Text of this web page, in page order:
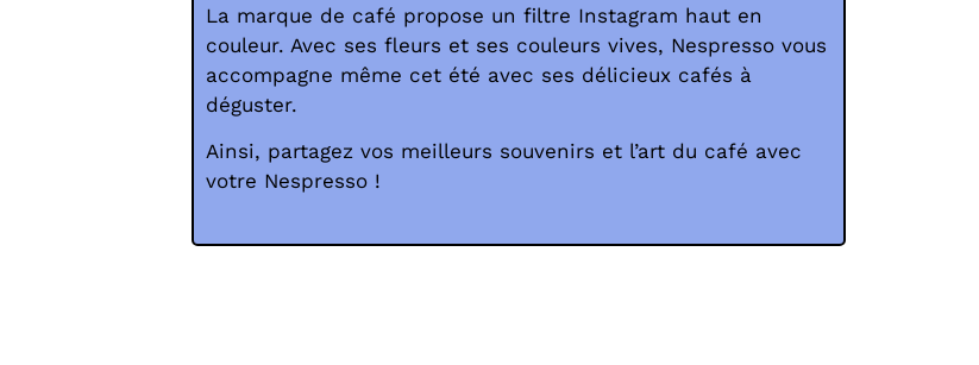
La marque de café propose un filtre Instagram haut en
couleur. Avec ses fleurs et ses couleurs vives, Nespresso vous
accompagne même cet été avec ses délicieux cafés à
déguster.
Ainsi, partagez vos meilleurs souvenirs et l’art du café avec
votre Nespresso !